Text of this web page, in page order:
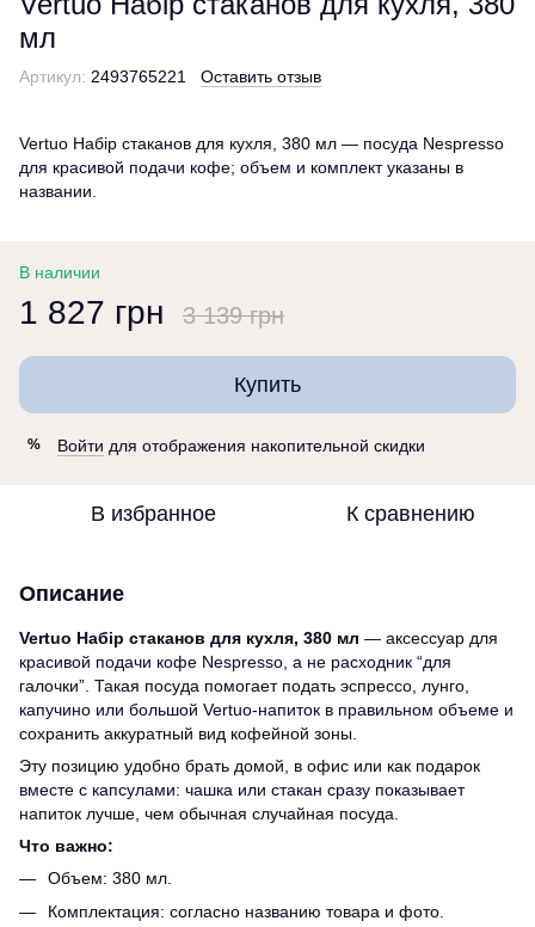
мл
Артикул: 2493765221 Оставить отзыв
Vertuo Набір стаканов для кухля, 380 мл — посуда Nespresso
для красивой подачи кофе; объем и комплект указаны в
названии.
В наличии
1 827 грн 3 139 грн
Купить
% Войти для отображения накопительной скидки
В избранное К сравнению
Описание
Vertuo Набір стаканов для кухля, 380 мл — аксессуар для
красивой подачи кофе Nespresso, а не расходник “для
галочки”. Такая посуда помогает подать эспрессо, лунго,
капучино или большой Vertuo-напиток в правильном объеме и
сохранить аккуратный вид кофейной зоны.
Эту позицию удобно брать домой, в офис или как подарок
вместе с капсулами: чашка или стакан сразу показывает
напиток лучше, чем обычная случайная посуда.
Что важно:
Объем: 380 мл.
Комплектация: согласно названию товара и фото.